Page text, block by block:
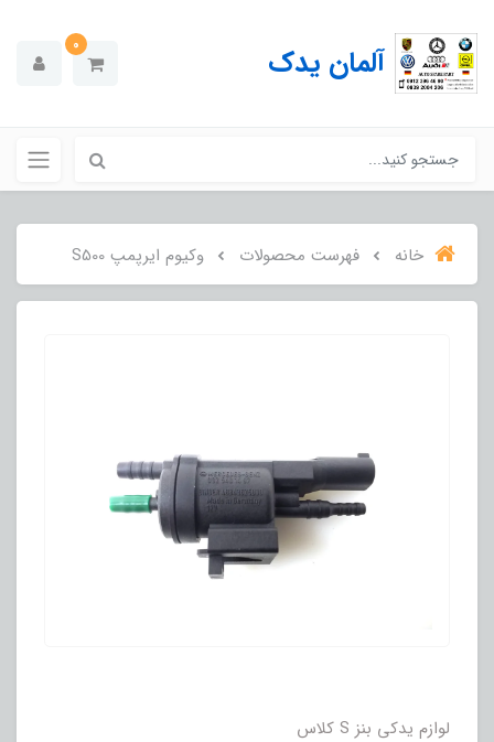
آلمان یدک 0
خانه فهرست محصولات وکیوم ایرپمپ S500
لوازم یدکی بنز S کلاس